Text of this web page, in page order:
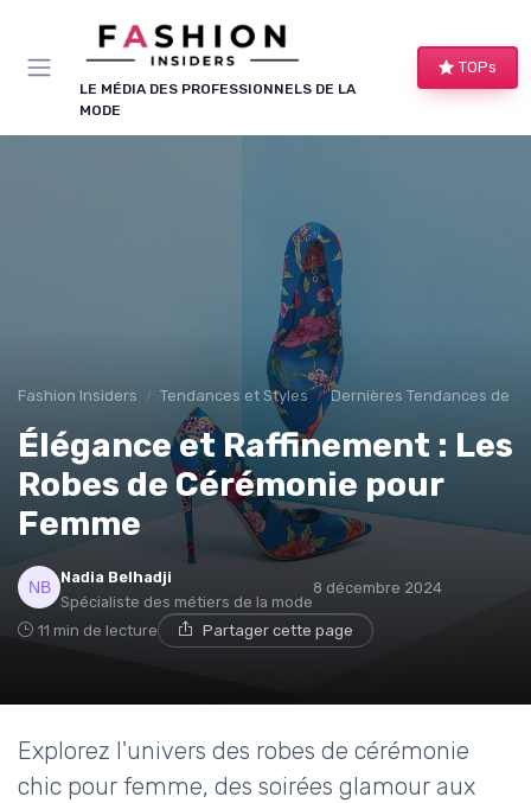
LE MÉDIA DES PROFESSIONNELS DE LA
MODE
TOPs
Fashion Insiders Tendances et Styles Dernières Tendances de
Élégance et Raffinement : Les
Robes de Cérémonie pour
Femme
Nadia Belhadji
Spécialiste des métiers de la mode
8 décembre 2024
11 min de lecture Partager cette page
Explorez l'univers des robes de cérémonie
chic pour femme, des soirées glamour aux